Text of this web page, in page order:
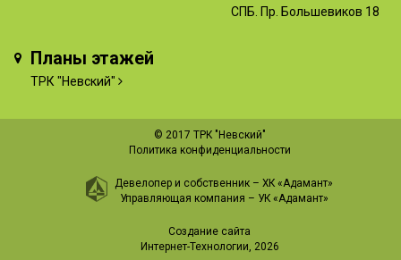
СПБ. Пр. Большевиков 18
Планы этажей
ТРК "Невский"
© 2017 ТРК "Невский"
Политика конфиденциальности
Девелопер и собственник – ХК «Адамант»
Управляющая компания – УК «Адамант»
Создание сайта
Интернет-Технологии, 2026